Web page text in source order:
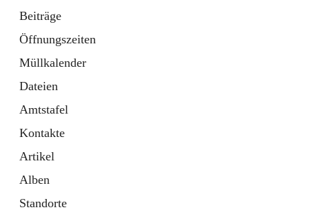
Beiträge
Öffnungszeiten
Müllkalender
Dateien
Amtstafel
Kontakte
Artikel
Alben
Standorte
6 Schnellzugriffe
Gemeinde
3 Schnellzugriffe